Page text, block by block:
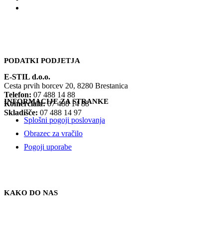
PODATKI PODJETJA
E-STIL d.o.o.
Cesta prvih borcev 20, 8280 Brestanica
Telefon: 07 488 14 88
Komerciala:07 488 14 88
Skladišče: 07 488 14 97
INFORMACIJE ZA STRANKE
Splošni pogoji poslovanja
Obrazec za vračilo
Pogoji uporabe
KAKO DO NAS